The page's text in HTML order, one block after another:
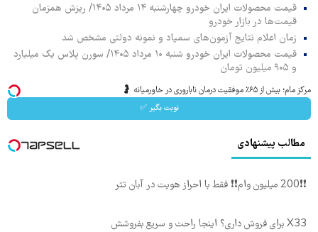
قیمت محصولات ایران خودرو چهارشنبه ۱۴ مرداد ۱۴۰۵/ ریزش همزمان
قیمت‌ها در بازار خودرو
زمان اعلام نتایج آزمون‌های سمپاد و نمونه دولتی مشخص شد
قیمت محصولات ایران خودرو شنبه ۱۰ مرداد ۱۴۰۵/ سورن پلاس یک میلیارد
و ۹۰۵ میلیون تومان
مرکز مام؛ بیش از ۶۵٪ موفقیت درمان ناباروری در خاورمیانه 🤰
نوبت بگیر ✅
مطالب پیشنهادی
❗❗200 میلیون وام❗❗ فقط با احراز هویت در آبان تتر
X33 برای فروش داری؟ اینجا راحت و سریع بفروشش